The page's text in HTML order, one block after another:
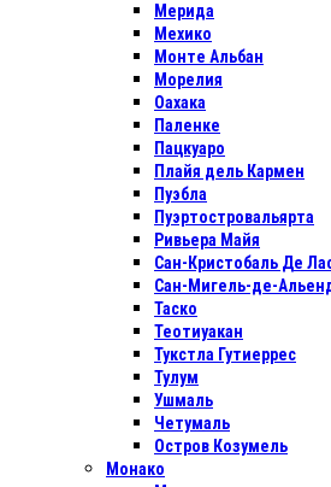
Мерида
Мехико
Монте Альбан
Морелия
Оахака
Паленке
Пацкуаро
Плайя дель Кармен
Пуэбла
Пуэртостровальярта
Ривьера Майя
Сан-Кристобаль Де
Сан-Мигель-де-
Таско
Теотиуакан
Тукстла Гутиеррес
Тулум
Ушмаль
Четумаль
Остров Козумель
Монако